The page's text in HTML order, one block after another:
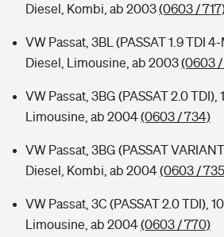
Diesel, Kombi, ab 2003(0603 /
VW Passat, 3BL (PASSAT 1.9 TDI
Diesel, Limousine, ab 2003(0603 /
VW Passat, 3BG (PASSAT 2.0 TDI),
Limousine, ab 2004(0603 / 734)
VW Passat, 3BG (PASSAT
Diesel, Kombi, ab 2004(0603 /
VW Passat, 3C (PASSAT 2.0 TDI),
Limousine, ab 2004(0603 / 770)